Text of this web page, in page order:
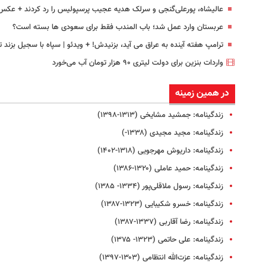
عالیشاه، پورعلی‌گنجی و سرلک هدیه عجیب پرسپولیس را رد کردند +
عربستان وارد عمل شد؛ باب المندب فقط برای سعودی ها بسته است؟
ترامپ هفته آینده به عراق می آید، بزنیدش! + ویدئو | سپاه با سجیل بزند
واردات بنزین برای دولت لیتری ۹۰ هزار تومان آب می‌خورد
در همین زمینه
زندگینامه: جمشید مشایخی (۱۳۱۳-۱۳۹۸)
زندگینامه: مجید مجیدی (۱۳۳۸-)
زندگینامه: داریوش مهرجویی (۱۳۱۸-۱۴۰۲)
زندگینامه: حمید عاملی (۱۳۲۰-۱۳۸۶)
زندگینامه: رسول ملا‌قلی‌پور (۱۳۳۴- ۱۳۸۵)
زندگینامه: خسرو شکیبایی (۱۳۲۳-۱۳۸۷)
زندگینامه: رضا آقاربی (۱۳۳۷-۱۳۸۷)
زندگینامه: علی حاتمی (۱۳۲۳- ۱۳۷۵)
زندگینامه: عزت‌الله انتظامی (۱۳۰۳-۱۳۹۷)